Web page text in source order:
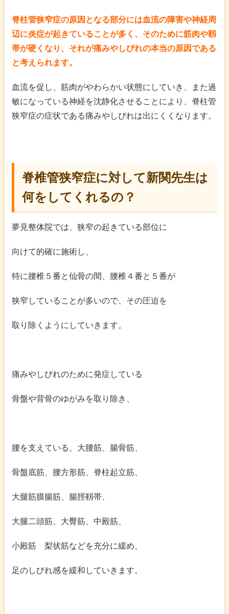
脊柱管狭窄症の原因となる部分には血流の障害や神経周
辺に炎症が起きていることが多く、 そのために筋肉や靱
帯が硬くなり、 それが痛みやしびれの本当の原因である
と考えられます。
血流を促し、筋肉がやわらかい状態にしていき、また過
敏になっている神経を沈静化させることにより、脊柱管
狭窄症の症状である痛みやしびれは出にくくなります。
脊椎管狭窄症に対して新関先生は
何をしてくれるの？
夢見整体院では、狭窄の起きている部位に
向けて的確に施術し、
特に腰椎５番と仙骨の間、腰椎４番と５番が
狭窄していることが多いので、その圧迫を
取り除くようにしていきます。
痛みやしびれのために発症している
骨盤や背骨のゆがみを取り除き、
腰を支えている、大腰筋、腸骨筋、
骨盤底筋、腰方形筋、脊柱起立筋、
大腿筋膜腸筋、腸脛靱帯、
大腿二頭筋、大臀筋、中殿筋、
小殿筋 梨状筋などを充分に緩め、
足のしびれ感を緩和していきます。